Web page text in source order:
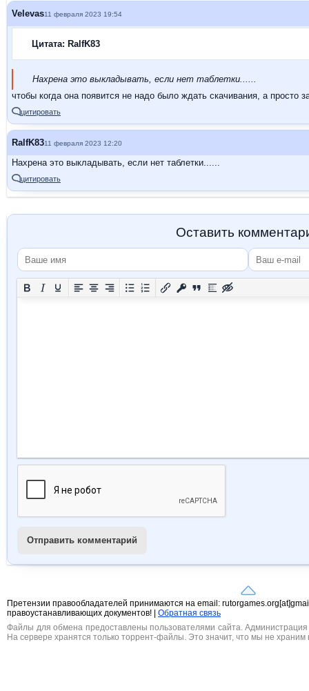
цитировать
Velevas11 февраля 2023 19:54
Цитата: RalfK83
Нахрена это выкладывать, если нет таблетки......
чтобы когда она появится не надо было ждать скачивания, а просто
цитировать
RalfK8311 февраля 2023 12:20
Нахрена это выкладывать, если нет таблетки......
Оставить
Отправить комментарий
Претензии правообладателей принимаются на email:
правоустанавливающих документов! |
Обратная связь
Файлы для обмена предоставлены пользователями сайта. Администрация
На сервере хранятся только торрент-файлы. Это значит, что мы не